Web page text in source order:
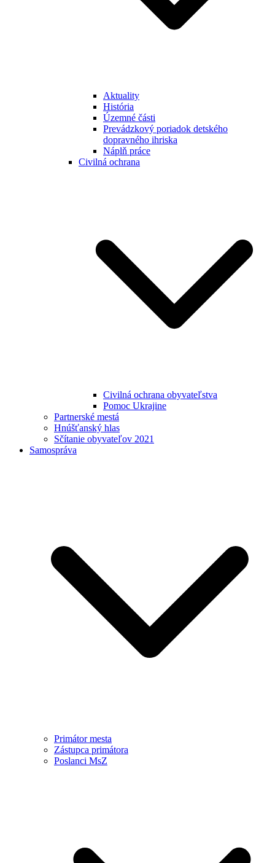
Aktuality
História
Územné části
Prevádzkový poriadok detského
dopravného ihriska
Náplň práce
Civilná ochrana
Civilná ochrana obyvateľstva
Pomoc Ukrajine
Partnerské mestá
Hnúšťanský hlas
Sčítanie obyvateľov 2021
Samospráva
Primátor mesta
Zástupca primátora
Poslanci MsZ